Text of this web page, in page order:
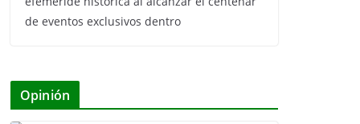
de eventos exclusivos dentro
Opinión